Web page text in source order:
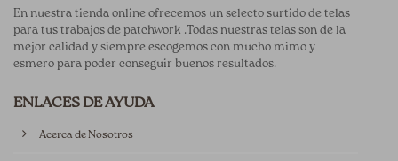
En nuestra tienda online ofrecemos un selecto surtido de telas
para tus trabajos de patchwork .Todas nuestras telas son de la
mejor calidad y siempre escogemos con mucho mimo y
esmero para poder conseguir buenos resultados.
ENLACES DE AYUDA
Acerca de Nosotros